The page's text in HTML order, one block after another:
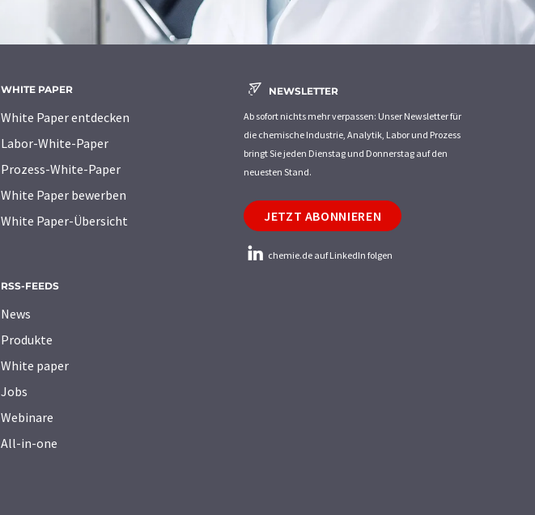
WHITE PAPER
White Paper entdecken
Labor-White-Paper
Prozess-White-Paper
White Paper bewerben
White Paper-Übersicht
RSS-FEEDS
News
Produkte
White paper
Jobs
Webinare
All-in-one
NEWSLETTER
Ab sofort nichts mehr verpassen: Unser Newsletter für
die chemische Industrie, Analytik, Labor und Prozess
bringt Sie jeden Dienstag und Donnerstag auf den
neuesten Stand.
JETZT ABONNIEREN
chemie.de auf LinkedIn folgen